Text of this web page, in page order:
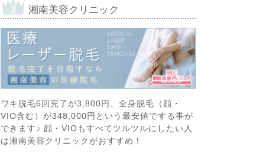
湘南美容クリニック
ワキ脱毛6回完了が3,800円、全身脱毛（顔・
VIO含む）が348,000円という最安値でする事が
できます♪ 顔・VIOもすべてツルツルにしたい人
は湘南美容クリニックがおすすめ！